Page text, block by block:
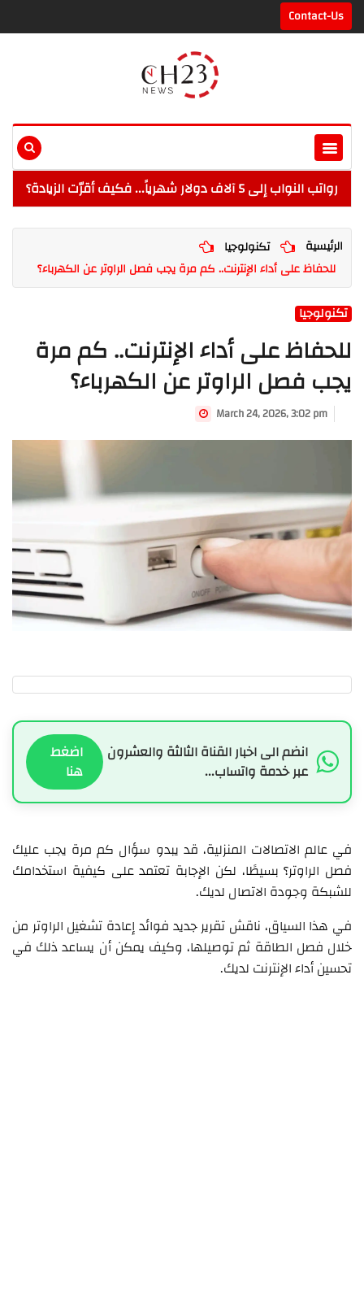
Contact-Us
رواتب النواب إلى 5 آلاف دولار شهرياً... فكيف أقرّت الزيادة؟
الرئيسية
تكنولوجيا
للحفاظ على أداء الإنترنت.. كم مرة يجب فصل الراوتر عن الكهرباء؟
تكنولوجيا
للحفاظ على أداء الإنترنت.. كم مرة
يجب فصل الراوتر عن الكهرباء؟
March 24, 2026, 3:02 pm
انضم الى اخبار القناة الثالثة والعشرون
عبر خدمة واتساب...
اضغط
هنا
في عالم الاتصالات المنزلية، قد يبدو سؤال كم مرة يجب عليك
فصل الراوتر؟ بسيطًا، لكن الإجابة تعتمد على كيفية استخدامك
للشبكة وجودة الاتصال لديك.
في هذا السياق، ناقش تقرير جديد فوائد إعادة تشغيل الراوتر من
خلال فصل الطاقة ثم توصيلها، وكيف يمكن أن يساعد ذلك في
تحسين أداء الإنترنت لديك.